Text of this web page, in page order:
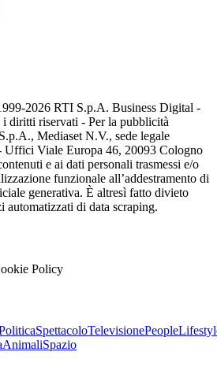
2026 RTI S.p.A. Business Digital -
diritti riservati - Per la pubblicità
Mediaset N.V., sede legale
Uffici Viale Europa 46, 20093 Cologno
e ai dati personali trasmessi e/o
funzionale all’addestramento di
generativa. È altresì fatto divieto
automatizzati di data scraping.
Policy
SpettacoloTelevisionePeople
AnimaliSpazio